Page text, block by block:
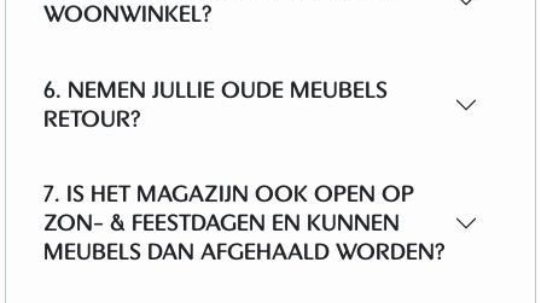
WOONWINKEL?
6. NEMEN JULLIE OUDE MEUBELS
RETOUR?
7. IS HET MAGAZIJN OOK OPEN OP
ZON- & FEESTDAGEN EN KUNNEN
MEUBELS DAN AFGEHAALD WORDEN?